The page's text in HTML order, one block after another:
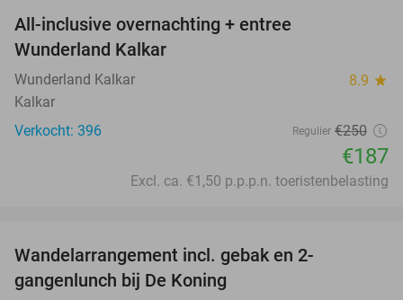
All-inclusive overnachting + entree
Wunderland Kalkar
Wunderland Kalkar 8.9 star
Kalkar
Verkocht: 396
Regulier €250
€187
Excl. ca. €1,50 p.p.p.n. toeristenbelasting
Wandelarrangement incl. gebak en 2-
gangenlunch bij De Koning